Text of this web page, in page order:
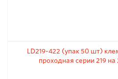
LD219-422 (упак 50 шт)
проходная серии 219 на